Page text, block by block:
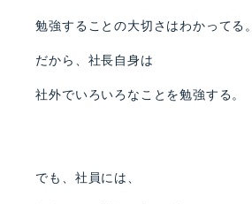
勉強することの大切さはわかってる。
だから、社長自身は
社外でいろいろなことを勉強する。
でも、社員には、